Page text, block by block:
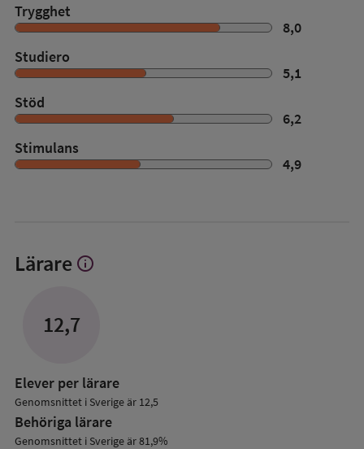
Trygghet
8,0
Studiero
5,1
Stöd
6,2
Stimulans
4,9
Lärare Visa
info
12,7
Elever per lärare
Genomsnittet i Sverige är 12,5
Behöriga lärare
Genomsnittet i Sverige är 81,9%